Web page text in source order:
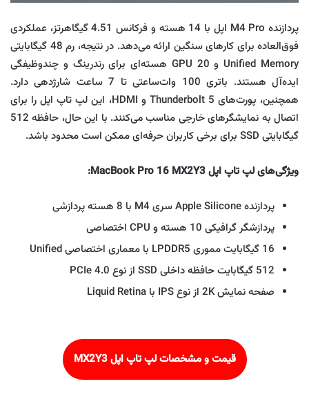
پردازنده M4 Pro اپل با 14 هسته و فرکانس 4.51 گیگاهرتز، عملکردی
فوق‌العاده برای کارهای سنگین ارائه می‌دهد. در نتیجه، رم 48 گیگابایتی
Unified Memory و GPU 20 هسته‌ای برای رندرینگ و چندوظیفگی
ایده‌آل هستند. باتری 100 وات‌ساعتی تا 7 ساعت شارژدهی دارد.
همچنین، پورت‌های Thunderbolt 5 و HDMI، این لپ تاپ اپل را برای
اتصال به نمایشگرهای خارجی مناسب می‌کنند. با این حال، حافظه 512
گیگابایتی SSD برای برخی کاربران حرفه‌ای ممکن است محدود باشد.
ویژگی‌های لپ تاپ اپل MacBook Pro 16 MX2Y3:
پردازنده Apple Silicone سری M4 با 8 هسته پردازشی
پردازشگر گرافیکی 10 هسته و CPU اختصاصی
16 گیگابایت مموری LPDDR5 با معماری اختصاصی Unified
512 گیگابایت حافظه داخلی SSD از نوع PCIe 4.0
صفحه نمایش 2K از نوع IPS با Liquid Retina
قیمت و مشخصات لپ تاپ اپل MX2Y3